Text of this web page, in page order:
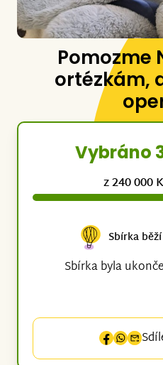
Pomozme
ortézkám,
Vybráno
z 240 000
Sbírka
Sbírka byla